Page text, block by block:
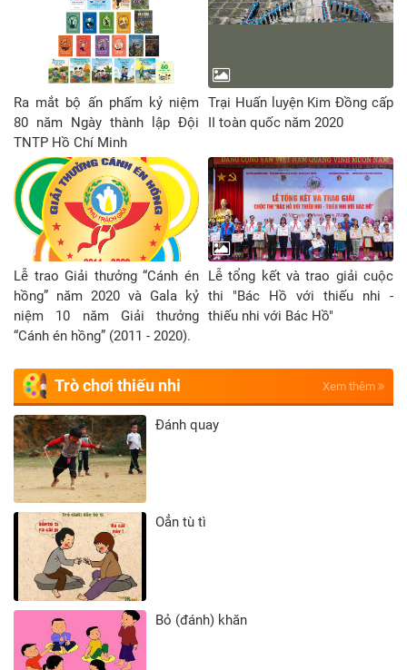
Ra mắt bộ ấn phấm kỷ niệm
80 năm Ngày thành lập Đội
TNTP Hồ Chí Minh
Trại Huấn luyện Kim Đồng cấp
II toàn quốc năm 2020
Lễ trao Giải thưởng “Cánh én
hồng” năm 2020 và Gala kỷ
niệm 10 năm Giải thưởng
“Cánh én hồng” (2011 - 2020).
Lễ tổng kết và trao giải cuộc
thi "Bác Hồ với thiếu nhi -
thiếu nhi với Bác Hồ"
Trò chơi thiếu nhi Xem thêm
Đánh quay
Oẳn tù tì
Bỏ (đánh) khăn